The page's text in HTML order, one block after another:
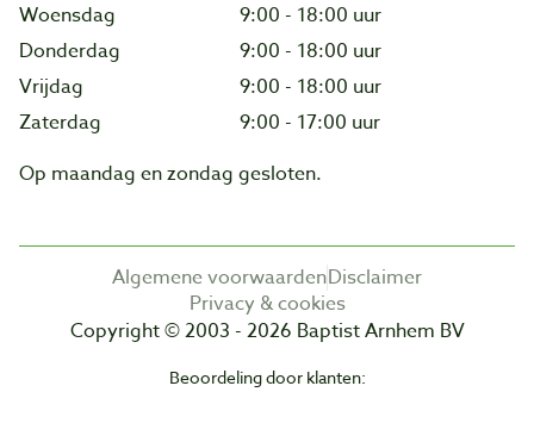
Woensdag
9:00 - 18:00 uur
Donderdag
9:00 - 18:00 uur
Vrijdag
9:00 - 18:00 uur
Zaterdag
9:00 - 17:00 uur
Op maandag en zondag gesloten.
Algemene voorwaardenDisclaimer
Privacy & cookies
Copyright © 2003 - 2026 Baptist Arnhem BV
Beoordeling door klanten: